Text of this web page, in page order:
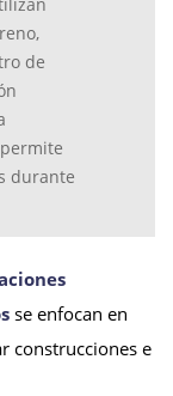
de
durante
se enfocan en
construcciones e